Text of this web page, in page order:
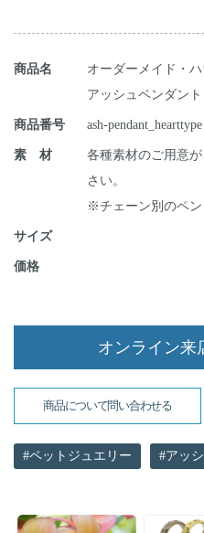
商品名
オーダーメイド・
アッシュペンダント
商品番号 ash-pendant_hearttype
素 材
各種素材のご用意
さい。
※チェーン別のペン
サイズ
価格
オンライン来
商品について問い合わせる
ペットジュエリー アッ